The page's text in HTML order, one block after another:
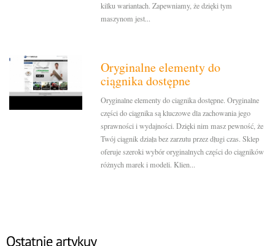
kilku wariantach. Zapewniamy, że dzięki tym
maszynom jest...
Oryginalne elementy do
ciągnika dostępne
Oryginalne elementy do ciągnika dostępne. Oryginalne
części do ciągnika są kluczowe dla zachowania jego
sprawności i wydajności. Dzięki nim masz pewność, że
Twój ciągnik działa bez zarzutu przez długi czas. Sklep
oferuje szeroki wybór oryginalnych części do ciągników
różnych marek i modeli. Klien...